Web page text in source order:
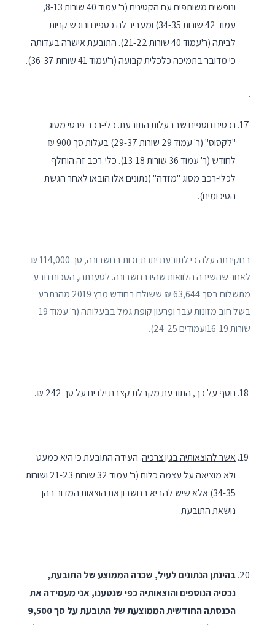
ונופשים משותפים עם הקטינים (ר' עמוד 40 שורות 8-13,
עמוד 42 שורות 34-35) ומעביר לה כספים ורוכש קניות
לביתה (ר'עמוד 40 שורות 21-22). התובעת אישרה בעדותה
כי מדובר בתמיכה כלכלית קבועה (ר'עמוד 41 שורות 36-37).
נכסים נוספים שבבעלות התובעת. כלי-רכב פרטי מסוג
"לקסוס" (ר' עמוד 29 שורות 29-37) בעלות סך 900 ₪
לחודש (ר' עמוד 36 שורות 13-18). כלי-רכב זה הוחלף
לכלי-רכב מסוג "מזדה" (נתונים אלו הובאו לאחר הגשת
הסיכומים).
בחקירתה עלה כי לתובעת יִתרת זכות בחשבונה, סך 114,000 ₪
לאחר שהשיבה הלוואות שהיו בחשבונה. לטענתה, הסכום נובע
מתשלום בסך 63,644 ₪ ששולם בחודש מרץ 2019 מהנתבע
בשל חוב מזונות עבר ופִרעון קופת גמל בבעלותה (ר' עמוד 19
שורות 16-19ועמודים 24-25).
נוסף על כך, התובעת מקבלת קִצבת ילדים על סך 242 ₪.
אשר להוצאותיה בגין צרכיה. העידה התובעת כי היא כמעט
ולא מוציאה על עצמה כלום (ר' עמוד 32 שורות 21-23 ושורות
34-35) אלא שיש להביא בחשבון את הוצאות המדור בהן
נושאת התובעת.
בהינתן הנתונים לעיל, שכרה הממוצע של התובעת,
נכסיה הנוספים והוצאותיה כפי שנטענו, אני מעמידה את
הכנסתה החודשית הממוצעת של התובעת על סך 9,500